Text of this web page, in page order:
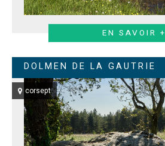
EN SAVOIR +
DOLMEN DE LA GAUTRIE
corsept